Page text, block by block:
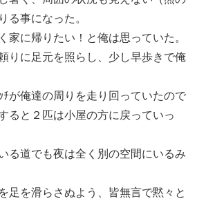
る事になった。
家に帰りたい！と俺は思っていた。
りに足元を照らし、少し早歩きで俺
ﾁが俺達の周りを走り回っていたので
ると２匹は小屋の方に戻っていっ
る道でも夜は全く別の空間にいるみ
足を滑らさぬよう、皆無言で黙々と